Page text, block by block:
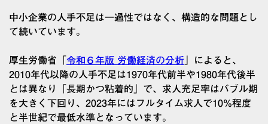
中小企業の人手不足は一過性ではなく、構造的な問題とし
て続いています。
厚生労働省「 令和６年版 労働経済の分析 」によると、
2010年代以降の人手不足は1970年代前半や1980年代後半
とは異なり「長期かつ粘着的」で、求人充足率はバブル期
を大きく下回り、2023年にはフルタイム求人で10%程度
と半世紀で最低水準となっています。